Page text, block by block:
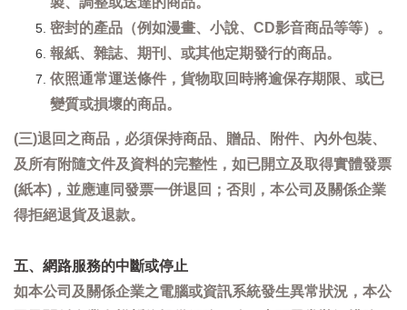
密封的產品（例如漫畫、小說、CD影音商品等等）。
報紙、雜誌、期刊、或其他定期發行的商品。
依照通常運送條件，貨物取回時將逾保存期限、或已
變質或損壞的商品。
(三)退回之商品，必須保持商品、贈品、附件、內外包裝、
及所有附隨文件及資料的完整性，如已開立及取得實體發票
(紙本)，並應連同發票一併退回；否則，本公司及關係企業
得拒絕退貨及退款。
五、網路服務的中斷或停止
如本公司及關係企業之電腦或資訊系統發生異常狀況，本公